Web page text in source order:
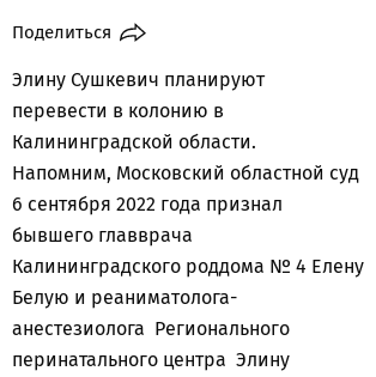
Поделиться
Элину Сушкевич планируют
перевести в колонию в
Калининградской области.
Напомним, Московский областной суд
6 сентября 2022 года признал
бывшего главврача
Калининградского роддома № 4 Елену
Белую и реаниматолога-
анестезиолога Регионального
перинатального центра Элину